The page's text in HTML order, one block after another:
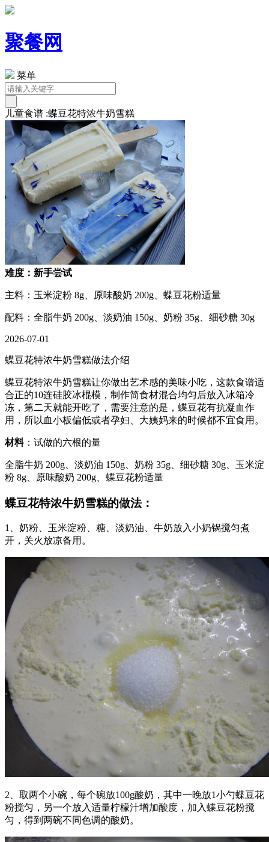
聚餐网
菜单
儿童食谱 :蝶豆花特浓牛奶雪糕
难度：新手尝试
主料：玉米淀粉 8g、原味酸奶 200g、蝶豆花粉适量
配料：全脂牛奶 200g、淡奶油 150g、奶粉 35g、细砂糖 30g
2026-07-01
蝶豆花特浓牛奶雪糕做法介绍
蝶豆花特浓牛奶雪糕让你做出艺术感的美味小吃，这款食谱适
合正的10连硅胶冰棍模，制作简食材混合均匀后放入冰箱冷
冻，第二天就能开吃了，需要注意的是，蝶豆花有抗凝血作
用，所以血小板偏低或者孕妇、大姨妈来的时候都不宜食用。
材料：试做的六根的量
全脂牛奶 200g、淡奶油 150g、奶粉 35g、细砂糖 30g、玉米淀
粉 8g、原味酸奶 200g、蝶豆花粉适量
蝶豆花特浓牛奶雪糕的做法：
1、奶粉、玉米淀粉、糖、淡奶油、牛奶放入小奶锅搅匀煮
开，关火放凉备用。
2、取两个小碗，每个碗放100g酸奶，其中一晚放1小勺蝶豆花
粉搅匀，另一个放入适量柠檬汁增加酸度，加入蝶豆花粉搅
匀，得到两碗不同色调的酸奶。